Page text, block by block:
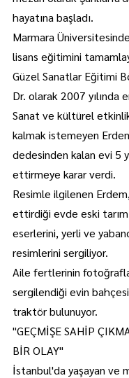
hayatına başladı.
Marmara
lisans eğitimini
Güzel Sanatlar Eğitimi
Dr. olarak 2007 yılında
Sanat ve kültürel
kalmak istemeyen
dedesinden kalan evi 5
ettirmeye karar verdi.
Resimle ilgilenen
ettirdiği evde eski
eserlerini, yerli ve
resimlerini sergiliyor.
Aile fertlerinin
sergilendiği evin
traktör bulunuyor.
"GEÇMİŞE SAHİP
BİR OLAY"
İstanbul'da yaşayan ve